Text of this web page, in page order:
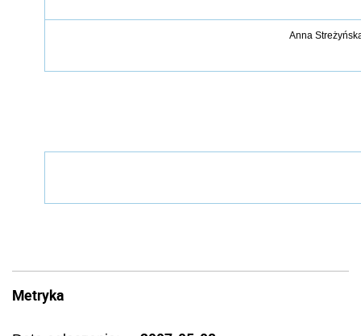
Anna
Metryka